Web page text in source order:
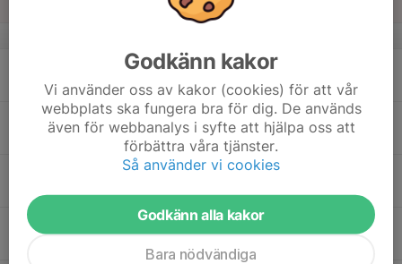
19:00
Måndagsträning
Strandhallen
19:30
20:30
Tisdagsträning
Fornuddshallen
20
Godkänn kakor
Vi använder oss av kakor (cookies) för att vår
webbplats ska fungera bra för dig. De används
även för webbanalys i syfte att hjälpa oss att
förbättra våra tjänster.
Så använder vi cookies
Godkänn alla kakor
Bara nödvändiga